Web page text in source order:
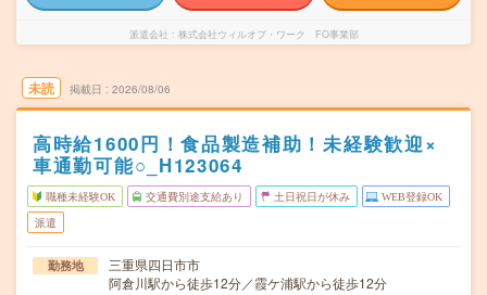
派遣会社 株式会社ウィルオブ・ワーク FO事業部
未読 掲載日 2026/08/06
高時給1600円！食品製造補助！未経験歓迎×
車通勤可能○_H123064
職種未経験OK 交通費別途支給あり 土日祝日が休み WEB登録OK
派遣
勤務地
三重県四日市市
阿倉川駅から徒歩12分／霞ケ浦駅から徒歩12分